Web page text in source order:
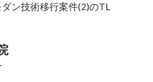
ン技術移行案件(2)のTL